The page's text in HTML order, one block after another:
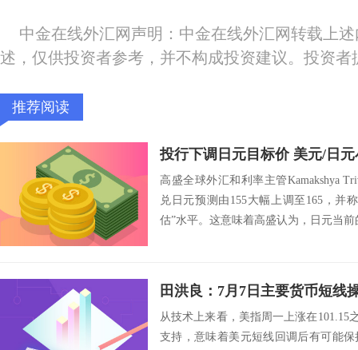
中金在线外汇网声明：中金在线外汇网转载上
述，仅供投资者参考，并不构成投资建议。投资
推荐阅读
投行下调日元目标价 美元/日
高盛全球外汇和利率主管Kamakshya
兑日元预测由155大幅上调至165，并
估”水平。这意味着高盛认为，日元当
田洪良：7月7日主要货币
从技术上来看，美指周一上涨在101.15
支持，意味着美元短线回调后有可能